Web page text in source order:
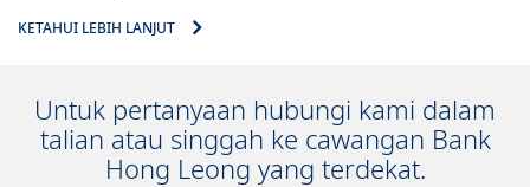
KETAHUI LEBIH LANJUT
Untuk pertanyaan hubungi kami dalam
talian atau singgah ke cawangan Bank
Hong Leong yang terdekat.